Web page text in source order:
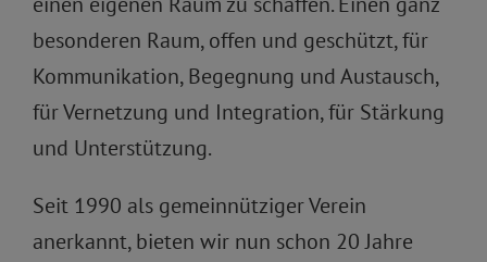
besonderen Raum, offen und geschützt, für
Kommunikation, Begegnung und Austausch,
für Vernetzung und Integration, für Stärkung
und Unterstützung.
Seit 1990 als gemeinnütziger Verein
anerkannt, bieten wir nun schon 20 Jahre